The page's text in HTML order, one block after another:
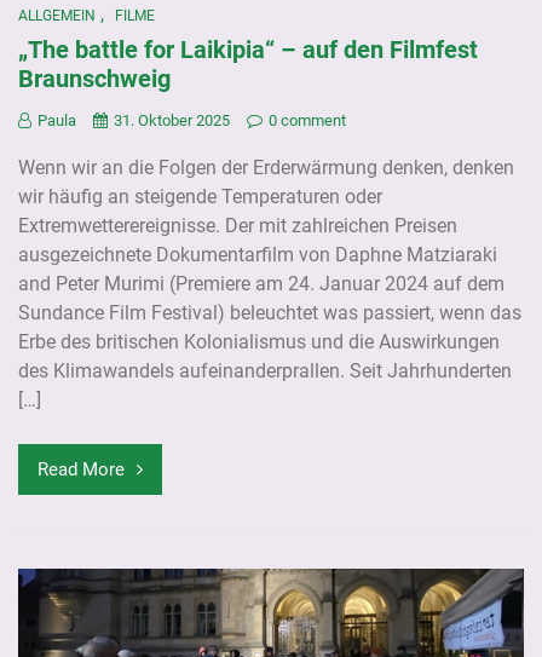
ALLGEMEIN , FILME
„The battle for Laikipia“ – auf den Filmfest
Braunschweig
Paula 31. Oktober 2025 0 comment
Wenn wir an die Folgen der Erderwärmung denken, denken
wir häufig an steigende Temperaturen oder
Extremwetterereignisse. Der mit zahlreichen Preisen
ausgezeichnete Dokumentarfilm von Daphne Matziaraki
and Peter Murimi (Premiere am 24. Januar 2024 auf dem
Sundance Film Festival) beleuchtet was passiert, wenn das
Erbe des britischen Kolonialismus und die Auswirkungen
des Klimawandels aufeinanderprallen. Seit Jahrhunderten
[…]
Read More